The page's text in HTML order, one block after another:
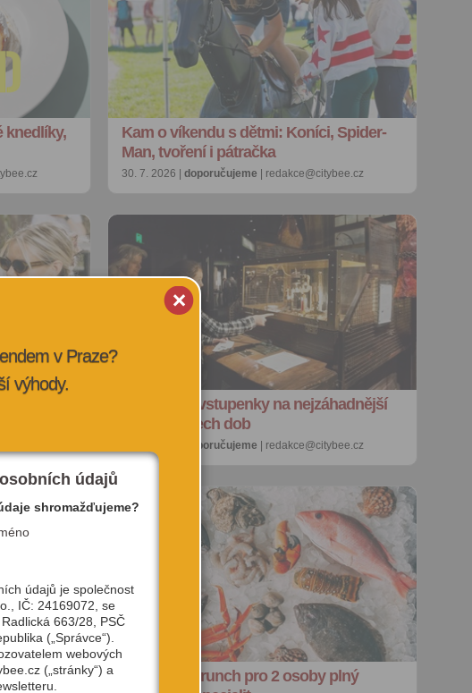
knedlíky,
Kam o víkendu s dětmi: Koníci, Spider-
Man, tvoření i pátračka
30. 7. 2026 | doporučujeme | redakce@citybee.cz
SOUTĚŽ o vstupenky na nejzáhadnější
výstavu všech dob
doporučujeme | redakce@citybee.cz
místo, kde
SOUTĚŽ: Brunch pro 2 osoby plný
v Praze?
výhody.
údajů
shromažďujeme?
údajů je společnost
IČ: 24169072, se
663/28, PSČ
(„Správce“).
webových
(„stránky“) a